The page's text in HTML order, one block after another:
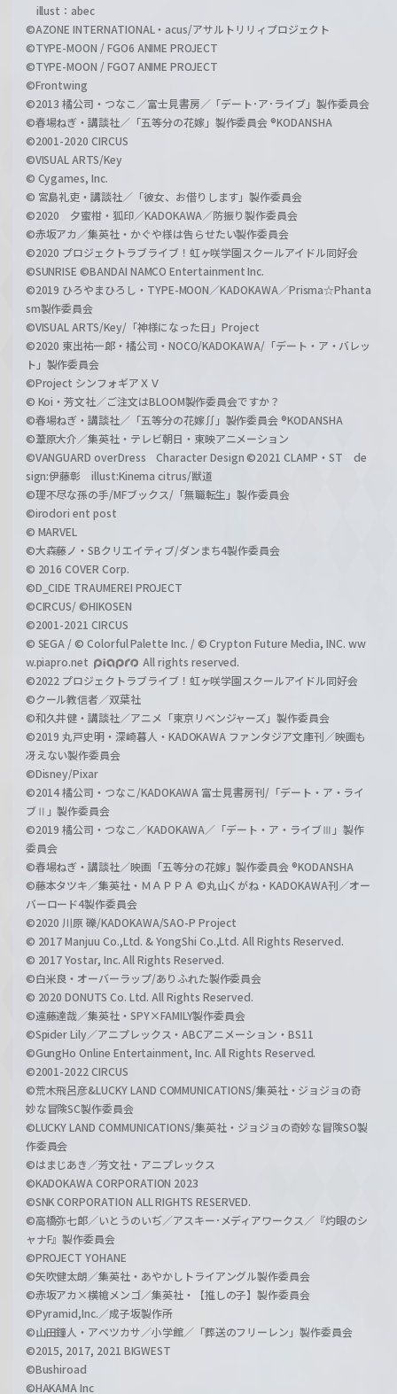
illust：abec
©AZONE INTERNATIONAL・acus/アサルトリリィプロジェクト
©TYPE-MOON / FGO6 ANIME PROJECT
©TYPE-MOON / FGO7 ANIME PROJECT
©Frontwing
©2013 橘公司・つなこ／富士見書房／「デート･ア･ライブ」製作委員会
©春場ねぎ・講談社／「五等分の花嫁」製作委員会 ®KODANSHA
©2001-2020 CIRCUS
©VISUAL ARTS/Key
© Cygames, Inc.
© 宮島礼吏・講談社／「彼女、お借りします」製作委員会
©2020 夕蜜柑・狐印／KADOKAWA／防振り製作委員会
©赤坂アカ／集英社・かぐや様は告らせたい製作委員会
©2020 プロジェクトラブライブ！虹ヶ咲学園スクールアイドル同好会
©SUNRISE ©BANDAI NAMCO Entertainment Inc.
©2019 ひろやまひろし・TYPE-MOON／KADOKAWA／Prisma☆Phanta
sm製作委員会
©VISUAL ARTS/Key/「神様になった日」Project
©2020 東出祐一郎・橘公司・NOCO/KADOKAWA/「デート・ア・バレッ
ト」製作委員会
©Project シンフォギアＸＶ
© Koi・芳文社／ご注文はBLOOM製作委員会ですか？
©春場ねぎ・講談社／「五等分の花嫁∬」製作委員会 ®KODANSHA
©葦原大介／集英社・テレビ朝日・東映アニメーション
©VANGUARD overDress Character Design ©2021 CLAMP・ST de
sign:伊藤彰 illust:Kinema citrus/獣道
©理不尽な孫の手/MFブックス/「無職転生」製作委員会
©irodori ent post
© MARVEL
©大森藤ノ・SBクリエイティブ/ダンまち4製作委員会
© 2016 COVER Corp.
©D_CIDE TRAUMEREI PROJECT
©CIRCUS/ ©HIKOSEN
©2001-2021 CIRCUS
© SEGA / © Colorful Palette Inc. / © Crypton Future Media, INC. ww
w.piapro.net
All rights reserved.
©2022 プロジェクトラブライブ！虹ヶ咲学園スクールアイドル同好会
©クール教信者／双葉社
©和久井健・講談社／アニメ「東京リベンジャーズ」製作委員会
©2019 丸戸史明・深崎暮人・KADOKAWA ファンタジア文庫刊／映画も
冴えない製作委員会
©Disney/Pixar
©2014 橘公司・つなこ/KADOKAWA 富士見書房刊/「デート・ア・ライ
ブⅡ」製作委員会
©2019 橘公司・つなこ／KADOKAWA／「デート・ア・ライブⅢ」製作
委員会
©春場ねぎ・講談社／映画「五等分の花嫁」製作委員会 ®KODANSHA
©藤本タツキ／集英社・ＭＡＰＰＡ ©丸山くがね・KADOKAWA刊／オー
バーロード4製作委員会
©2020 川原 礫/KADOKAWA/SAO-P Project
© 2017 Manjuu Co.,Ltd. & YongShi Co.,Ltd. All Rights Reserved.
© 2017 Yostar, Inc. All Rights Reserved.
©白米良・オーバーラップ/ありふれた製作委員会
© 2020 DONUTS Co. Ltd. All Rights Reserved.
©遠藤達哉／集英社・SPY×FAMILY製作委員会
©Spider Lily／アニプレックス・ABCアニメーション・BS11
©GungHo Online Entertainment, Inc. All Rights Reserved.
©2001-2022 CIRCUS
©荒木飛呂彦&LUCKY LAND COMMUNICATIONS/集英社・ジョジョの奇
妙な冒険SC製作委員会
©LUCKY LAND COMMUNICATIONS/集英社・ジョジョの奇妙な冒険SO製
作委員会
©はまじあき／芳文社・アニプレックス
©KADOKAWA CORPORATION 2023
©SNK CORPORATION ALL RIGHTS RESERVED.
©高橋弥七郎／いとうのいぢ／アスキー･メディアワークス／『灼眼のシ
ャナF』製作委員会
©PROJECT YOHANE
©矢吹健太朗／集英社・あやかしトライアングル製作委員会
©赤坂アカ×横槍メンゴ／集英社・【推しの子】製作委員会
©Pyramid,Inc.／成子坂製作所
©山田鐘人・アベツカサ／小学館／「葬送のフリーレン」製作委員会
©2015, 2017, 2021 BIGWEST
©Bushiroad
©HAKAMA Inc